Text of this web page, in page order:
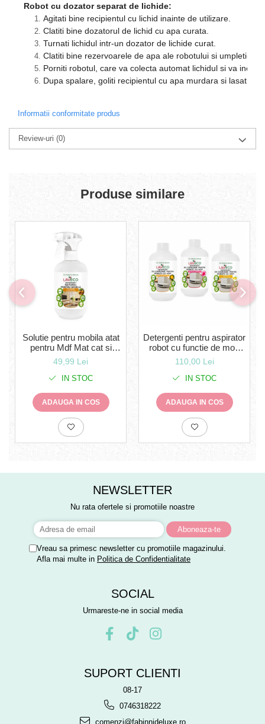
Robot cu dozator separat de lichide:
Agitati bine recipientul cu lichid inainte de utilizare.
Clatiti bine dozatorul de lichid cu apa curata.
Turnati lichidul intr-un dozator de lichide curat.
Clatiti bine rezervoarele de apa ale robotului si umpleti-le
Porniti robotul, care va colecta automat lichidul si va
Dupa spalare, goliti recipientul cu apa murdara si lasati-l
Informatii conformitate produs
Review-uri (0)
Produse similare
Solutie pentru mobila atat
pentru Mdf Mat cat si
Lucios- (Bio 100% naturală
)- cu miros de portocale -
0,5 l-LavEco
49,99 Lei
IN STOC
ADAUGA IN COS
Detergenti pentru aspirator
robot cu functie de mop
Universal compatibil cu
orice robot cu mop -3 BUC
X 0.5 ML(100% natural) -
sigur pt copii si animale
verbena salbatica,ceai ve
110,00 Lei
IN STOC
ADAUGA IN COS
NEWSLETTER
Nu rata ofertele si promotiile noastre
Vreau sa primesc newsletter cu promotiile magazinului.
Afla mai multe in Politica de Confidentialitate
SOCIAL
Urmareste-ne in social media
SUPORT CLIENTI
08-17
0746318222
comenzi@fabinnideluxe.ro